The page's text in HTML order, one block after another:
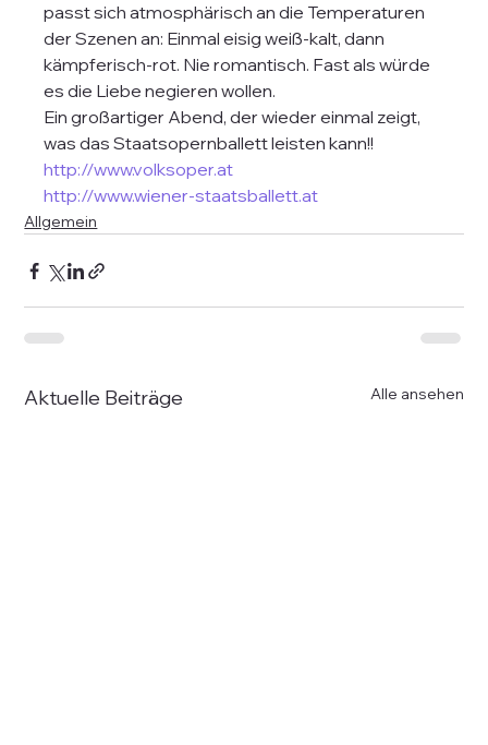
passt sich atmosphärisch an die Temperaturen
der Szenen an: Einmal eisig weiß-kalt, dann
kämpferisch-rot. Nie romantisch. Fast als würde
es die Liebe negieren wollen.
Ein großartiger Abend, der wieder einmal zeigt,
was das Staatsopernballett leisten kann!!
http://www.volksoper.at
http://www.wiener-staatsballett.at
Allgemein
Aktuelle Beiträge Alle ansehen